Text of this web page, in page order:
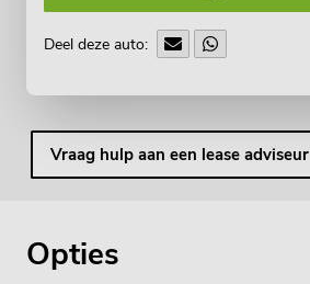
Deel deze auto:
Vraag hulp aan een lease adviseur
Opties